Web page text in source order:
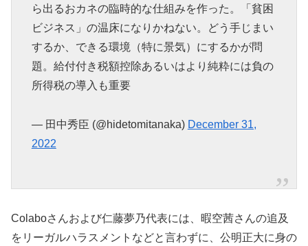
ら出るおカネの臨時的な仕組みを作った。「貧困
ビジネス」の温床になりかねない。どう手じまい
するか、できる環境（特に景気）にするかが問
題。給付付き税額控除あるいはより純粋には負の
所得税の導入も重要
— 田中秀臣 (@hidetomitanaka) December 31,
2022
Colaboさんおよび仁藤夢乃代表には、暇空茜さんの追及
をリーガルハラスメントなどと言わずに、公明正大に身の